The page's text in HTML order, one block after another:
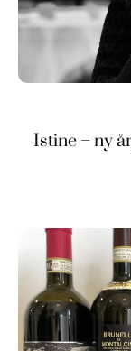
Istine – ny